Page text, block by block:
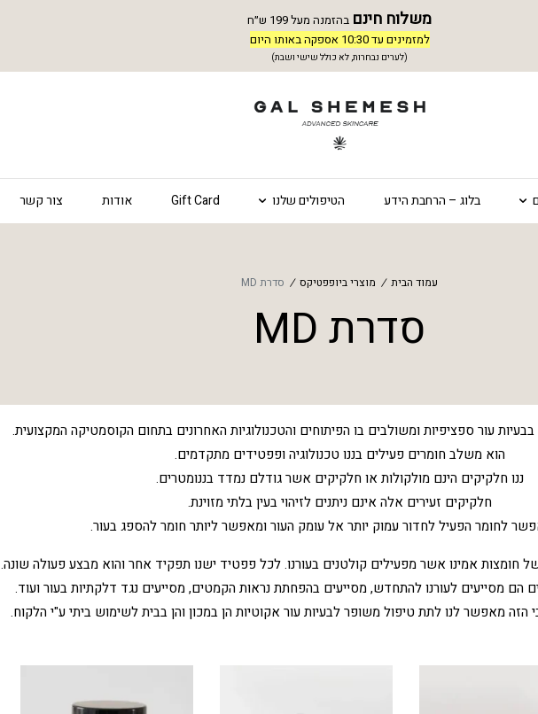
משלוח חינם בהזמנה מעל 199 ש״ח
למזמינים עד 10:30 אספקה באותו היום
(לערים נבחרות, לא כולל שישי ושבת)
בלוג – הרחבת הידע הטיפולים שלנו Gift Card אודות צור קשר
עמוד הבית / מוצרי ביופפטיקס / סדרת MD
סדרת MD
הוא משלב חומרים פעילים בננו טכנולוגיה ופפטידים מתקדמים.
ננו חלקיקים הינם מולקולות או חלקיקים אשר גודלם נמדד בננומטרים.
חלקיקים זעירים אלה אינם ניתנים לזיהוי בעין בלתי מזוינת.
לחומר הפעיל לחדור עמוק יותר אל עומק העור ומאפשר ליותר חומר להספג בעור.
חומצות אמינו אשר מפעילים קולטנים בעורנו. לכל פפטיד ישנו תפקיד אחר והוא מבצע פעולה שונה.
הם מסייעים לעורנו להתחדש, מסייעים בהפחתת נראות הקמטים, מסייעים נגד דלקתיות בעור ועוד.
הזה מאפשר לנו לתת טיפול משופר לבעיות עור אקוטיות הן במכון והן בבית לשימוש ביתי ע"י הלקוח.